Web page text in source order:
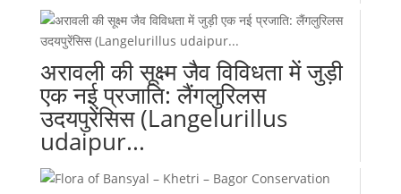
अरावली की सूक्ष्म जैव विविधता में जुड़ी
एक नई प्रजाति: लैंगलुरिलस
उदयपुरेंसिस (Langelurillus
udaipur...